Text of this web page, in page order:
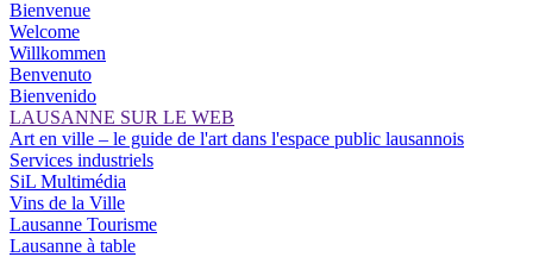
Bienvenue
Welcome
Willkommen
Benvenuto
Bienvenido
LAUSANNE SUR LE WEB
Art en ville – le guide de l'art dans l'espace public lausannois
Services industriels
SiL Multimédia
Vins de la Ville
Lausanne Tourisme
Lausanne à table